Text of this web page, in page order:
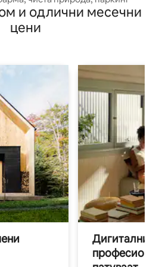
и одлични месечни
цени
Дигитални